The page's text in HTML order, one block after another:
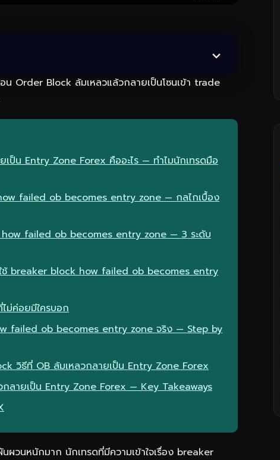
Order Block ล้มเหลวแล้วกลายเป็นโซนเข้า trade
ป็น Entry Zone Forex คืออะไร — ทำไมนักเทรดมือ
failed ob becomes entry zone — กลไกเบื้อง
failed ob becomes entry zone — 3 ระดับ
ช้ breaker block how failed ob becomes entry
ม่ค่อยมีใครบอก
failed ob becomes entry zone จริง — Step by
วิธีที่ OB ล้มเหลวกลายเป็น Entry Zone Forex
ลายเป็น Entry Zone Forex — Key Takeaways
วนหนักมาก นักเทรดที่มีความเข้าใจเรื่อง breaker